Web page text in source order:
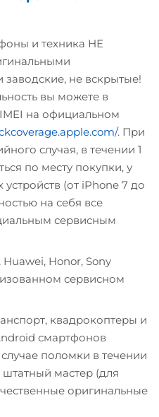
и техника НЕ
заводские, не вскрытые!
вы можете в
на официальном
. При
случая, в течении 1
по месту покупки, у
(от iPhone 7 до
на себя все
сервисным
Honor, Sony
сервисном
квадрокоптеры и
смартфонов
поломки в течении
штатный мастер (для
оригинальные